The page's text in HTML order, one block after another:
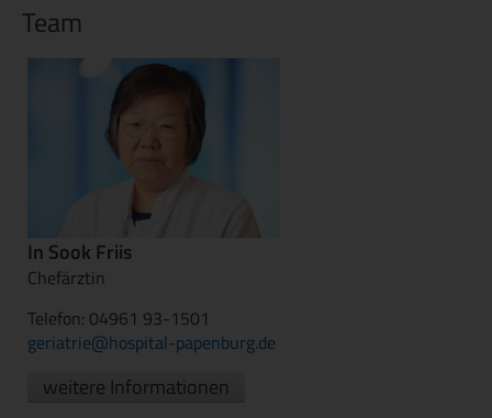
Team
In Sook Friis
Chefärztin
Telefon: 04961 93-1501
geriatrie@hospital-papenburg.de
weitere Informationen